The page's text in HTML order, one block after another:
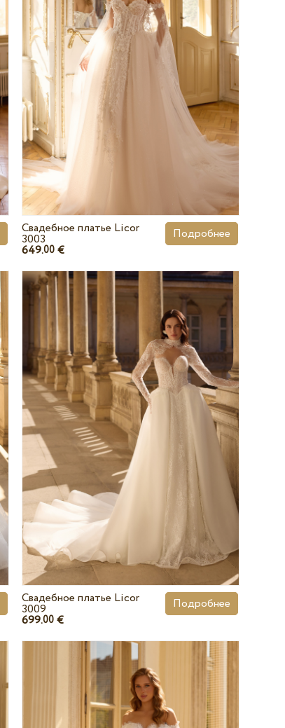
Свадебное платье Licor
3003
649.00€
Подробнее
Свадебное платье Licor
3009
699.00€
Подробнее